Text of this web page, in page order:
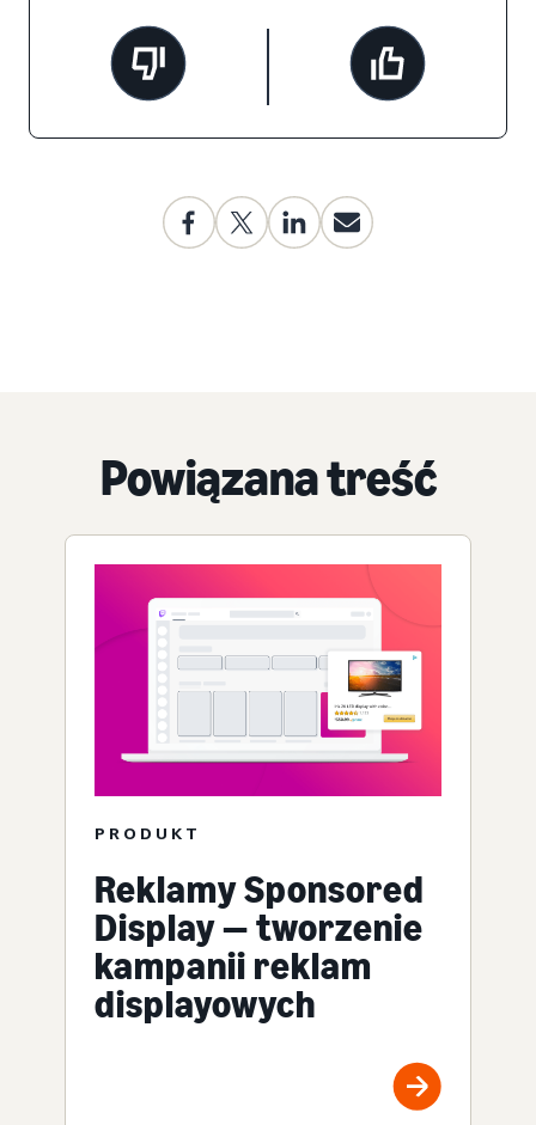
Powiązana treść
PRODUKT
Reklamy Sponsored
Display — tworzenie
kampanii reklam
displayowych